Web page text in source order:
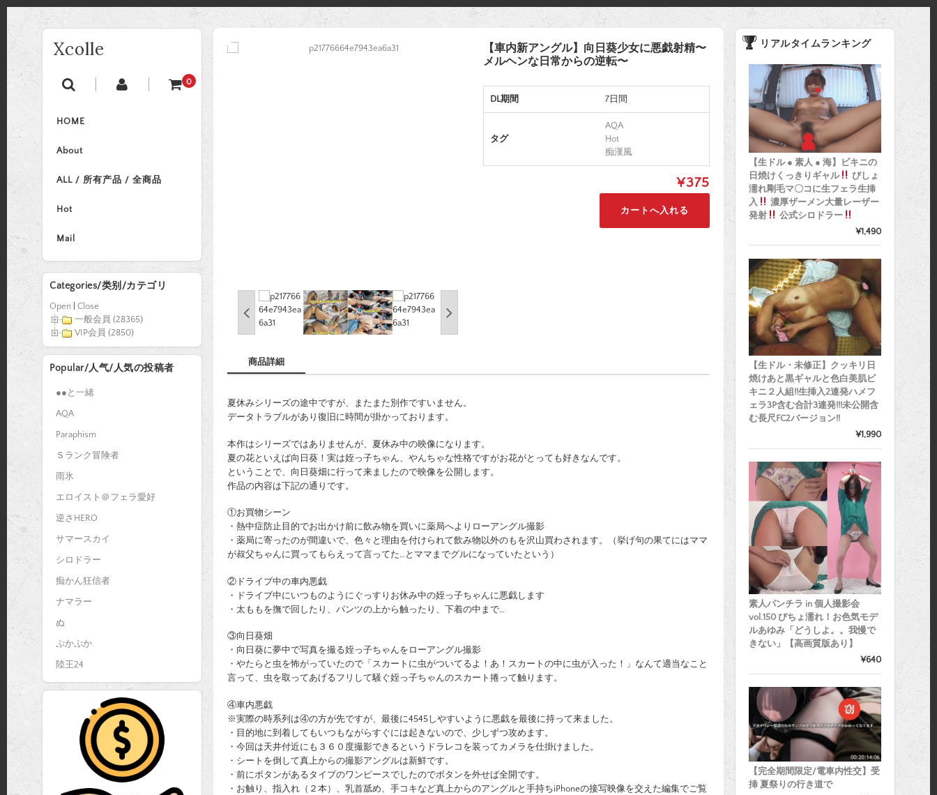
Xcolle
0
HOME
About
ALL / 所有产品 / 全商品
Hot
Mail
【車内新アングル】向日葵少女に悪戯射精〜
メルヘンな日常からの逆転〜
DL期間 7日間
タグ
AQA
Hot
痴漢風
¥375
商品詳細
夏休みシリーズの途中ですが、またまた別作ですいません。
データトラブルがあり復旧に時間が掛かっております。
本作はシリーズではありませんが、夏休み中の映像になります。
夏の花といえば向日葵！実は姪っ子ちゃん、やんちゃな性格ですがお花がとっても好きなんです。
ということで、向日葵畑に行って来ましたので映像を公開します。
作品の内容は下記の通りです。
①お買物シーン
・熱中症防止目的でお出かけ前に飲み物を買いに薬局へよりローアングル撮影
・薬局に寄ったのが間違いで、色々と理由を付けられて飲み物以外のもを沢山買わされます。（挙げ句の果てにはママ
が叔父ちゃんに買ってもらえって言ってた…とママまでグルになっていたという）
②ドライブ中の車内悪戯
・ドライブ中にいつものようにぐっすりお休み中の姪っ子ちゃんに悪戯します
・太ももを撫で回したり、パンツの上から触ったり、下着の中まで…
③向日葵畑
・向日葵に夢中で写真を撮る姪っ子ちゃんをローアングル撮影
・やたらと虫を怖がっていたので「スカートに虫がついてるよ！あ！スカートの中に虫が入った！」なんて適当なこと
言って、虫を取ってあげるフリして騒ぐ姪っ子ちゃんのスカート捲って触ります。
④車内悪戯
※実際の時系列は④の方が先ですが、最後に4545しやすいように悪戯を最後に持って来ました。
・目的地に到着してもいつもながらすぐには起きないので、少しずつ攻めます。
・今回は天井付近にも３６０度撮影できるというドラレコを装ってカメラを仕掛けました。
・シートを倒して真上からの撮影アングルは新鮮です。
・前にボタンがあるタイプのワンピースでしたのでボタンを外せば全開です。
・お触り、指入れ（２本）、乳首舐め、手コキなど真上からのアングルと手持ちiPhoneの接写映像を交えた編集でご覧
リアルタイムランキング
【生ドル ● 素人 ● 海】ビキニの
日焼けくっきりギャル
びしょ
濡れ剛毛マ〇コに生フェラ生挿
入
濃厚ザーメン大量レーザー
発射
公式シロドラー
¥1,490
【生ドル・未修正】クッキリ日
焼けあと黒ギャルと色白美肌ビ
キニ２人組!!生挿入2連発ハメフ
ェラ3P含む合計3連発!!!未公開含
む長尺FC2バージョン!!
¥1,990
素人パンチラ in 個人撮影会
vol.150 びちょ濡れ！お色気モデ
ルあゆみ「どうしよ。。我慢で
きない」【高画質版あり】
¥640
【完全期間限定/電車内性交】受
挿 夏祭りの行き道で
Categories/类别/カテゴリ
Open
Close
一般会員 (28365)
VIP会員 (2850)
Popular/人气/人気の投稿者
●●と一緒
AQA
Paraphism
Ｓランク冒険者
雨氷
エロイスト＠フェラ愛好
逆さHERO
サマースカイ
シロドラー
痴かん狂信者
ナマラー
ぬ
ぷかぷか
陸王24